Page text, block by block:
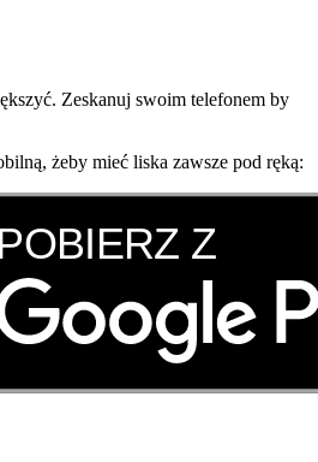
Zeskanuj swoim telefonem by
żeby mieć liska zawsze pod ręką: